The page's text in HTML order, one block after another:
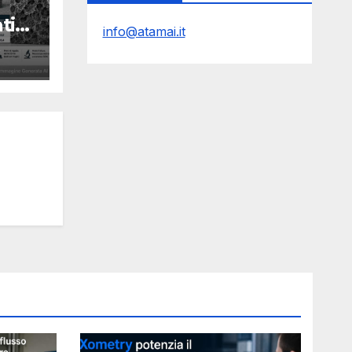
info@atamai.it